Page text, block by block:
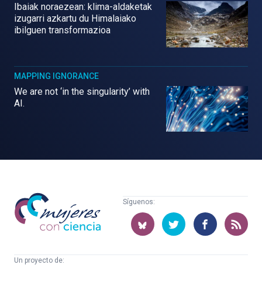
Ibaiak noraezean: klima-aldaketak
izugarri azkartu du Himalaiako
ibilguen transformazioa
MAPPING IGNORANCE
We are not ‘in the singularity’ with
AI.
Mujeres
con
ciencia
Síguenos:
Un proyecto de: